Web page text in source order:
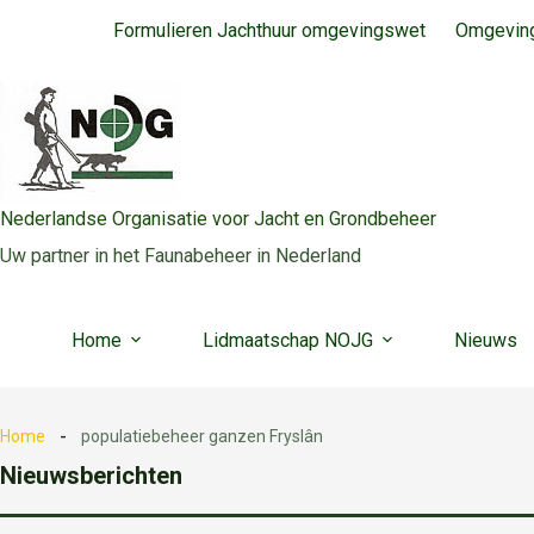
inhoud
Formulieren Jachthuur omgevingswet
Nederlandse Organisatie voor Jacht en Grondbeheer
Uw partner in het Faunabeheer in Nederland
Home Lidmaatschap NOJG Nieuws
Home populatiebeheer ganzen Fryslân
Nieuwsberichten